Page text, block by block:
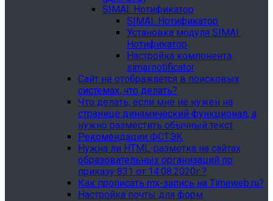
SIMAI: Нотификатор
SIMAI: Нотификатор
Установка модуля SIMAI:
Нотификатор
Настройка компонента
simai:notificator
Сайт не отображается в поисковых
системах, что делать?
Что делать, если мне не нужен на
странице динамический функционал, а
нужно разместить обычный текст
Рекомендации ФСТЭК
Нужна ли HTML-разметка на сайтах
образовательных организаций по
приказу 831 от 14.08.2020г.?
Как прописать mx-запись на Timeweb.ru?
Настройка почты для форм